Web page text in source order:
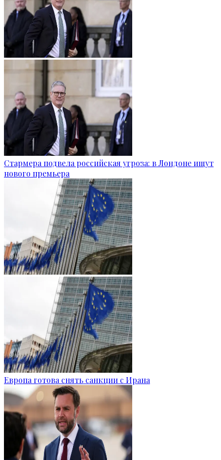
Стармера подвела российская угроза: в Лондоне ищут
нового премьера
Европа готова снять санкции с Ирана